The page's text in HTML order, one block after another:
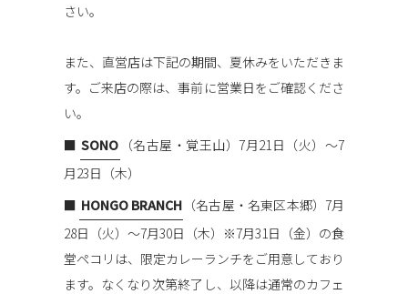
さい。
また、直営店は下記の期間、夏休みをいただきま
す。 ご来店の際は、事前に営業日をご確認くださ
い。
■ SONO （名古屋・覚王山） 7月21日（火）〜7
月23日（木）
■ HONGO BRANCH （名古屋・名東区本郷） 7月
28日（火）〜7月30日（木） ※7月31日（金）の食
堂ペコリは、限定カレーランチをご用意しており
ます。 なくなり次第終了し、以降は通常のカフェ